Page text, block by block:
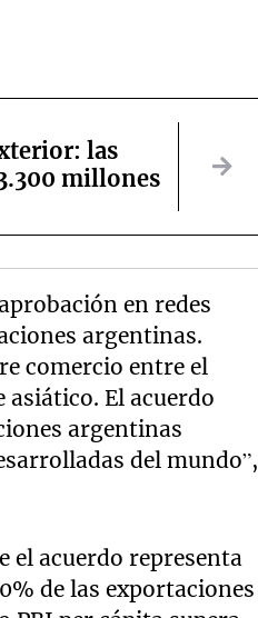
las
millones
en redes
argentinas.
comercio entre el
El acuerdo
argentinas
del mundo”,
el acuerdo representa
de las exportaciones